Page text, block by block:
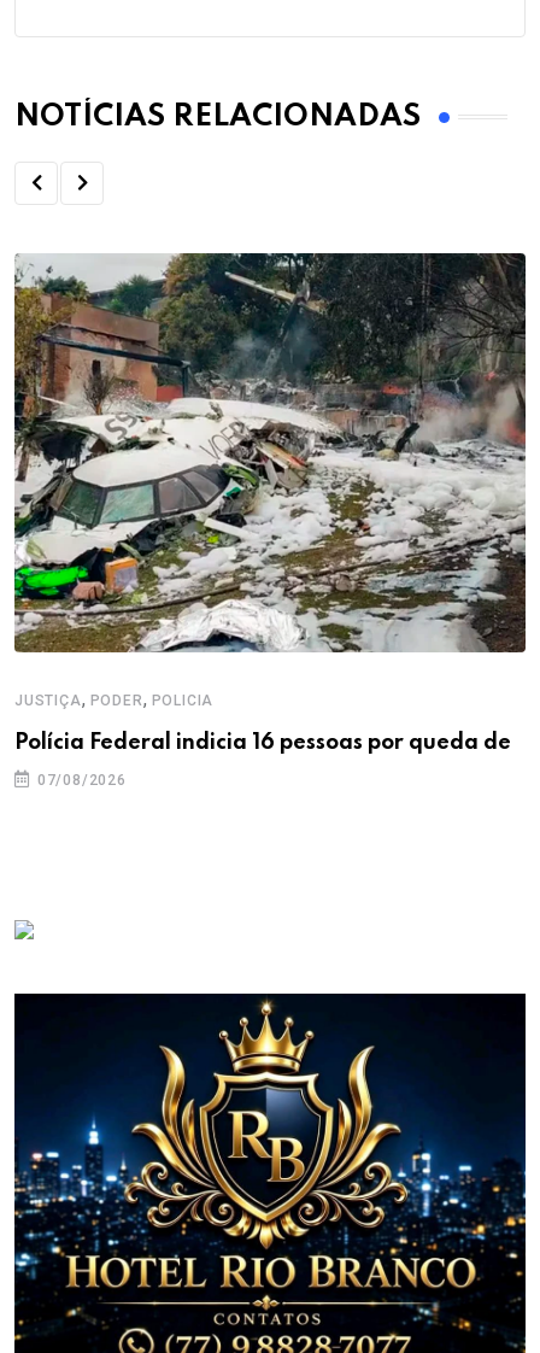
NOTÍCIAS RELACIONADAS
JUSTIÇA, PODER, POLICIA
Polícia Federal indicia 16 pessoas por queda de
07/08/2026